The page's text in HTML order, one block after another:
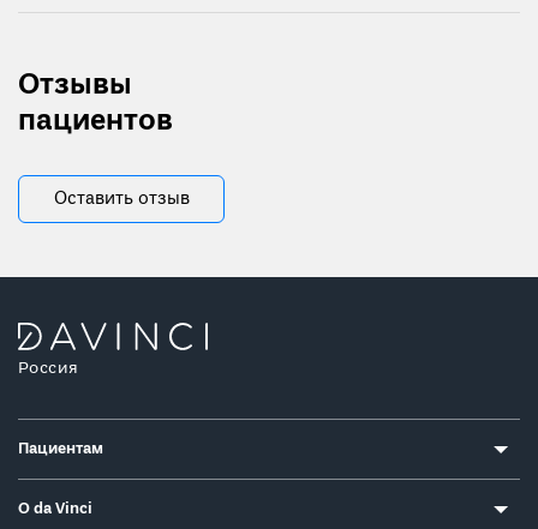
Отзывы
пациентов
Оставить отзыв
Россия
Пациентам
О da Vinci